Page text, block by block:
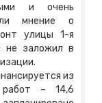
и очень
мнение о
улицы 1-я
не заложил в
из
работ – 14,6